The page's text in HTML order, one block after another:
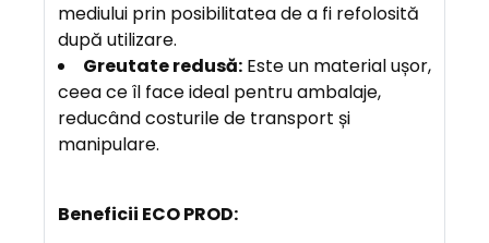
mediului prin posibilitatea de a fi refolosită
după utilizare.
Greutate redusă: Este un material ușor,
ceea ce îl face ideal pentru ambalaje,
reducând costurile de transport și
manipulare.
Beneficii ECO PROD: